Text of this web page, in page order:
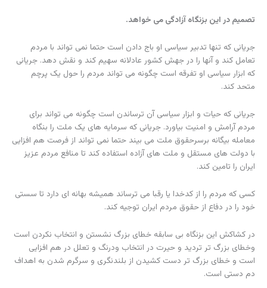
تصمیم در این بزنگاه آزادگی می خواهد.
جریانی که تنها تدبیر سیاسی او باج دادن است حتما نمی تواند با مردم
تعامل کند و آنها را در جهش کشور عادلانه سهیم کند و نقش دهد. جریانی
که ابزار سیاسی او تفرقه است چگونه می تواند مردم را حول یک پرچم
متحد کند.
جریانی که حیات و ابزار سیاسی آن ترساندن است چگونه می تواند برای
مردم آرامش و امنیت بیاورد. جریانی که سرمایه های یک ملت را بنگاه
معامله بیگانه برسرحقوق ملت می بیند حتما نمی تواند از فرصت هم افزایی
با دولت های مستقل و ملت های آزاده استفاده کند تا منافع مردم عزیز
ایران را تامین کند.
کسی که مردم را از کدخدا یا رقبا می ترساند همیشه بهانه ای دارد تا سستی
خود را در دفاع از حقوق مردم ایران توجیه کند.
در کشاکش این بزنگاه بی سابقه خطای بزرگ‌ نشستن و انتخاب نکردن است
وخطای بزرگ تر تردید و حیرت در انتخاب ودرنگ و تعلل در هم افزایی
است و خطای بزرگ تر دست کشیدن از بلندنگری و سرگرم شدن به اهداف
دم دستی است.